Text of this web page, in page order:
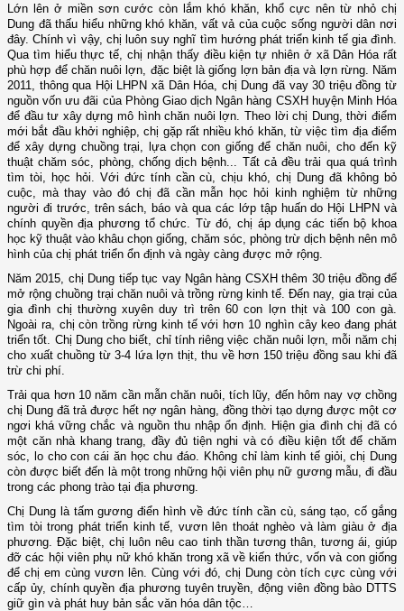
Lớn lên ở miền sơn cước còn lắm khó khăn, khổ cực nên từ nhỏ chị
Dung đã thấu hiểu những khó khăn, vất vả của cuộc sống người dân nơi
đây. Chính vì vậy, chị luôn suy nghĩ tìm hướng phát triển kinh tế gia đình.
Qua tìm hiểu thực tế, chị nhận thấy điều kiện tự nhiên ở xã Dân Hóa rất
phù hợp để chăn nuôi lợn, đặc biệt là giống lợn bản địa và lợn rừng. Năm
2011, thông qua Hội LHPN xã Dân Hóa, chị Dung đã vay 30 triệu đồng từ
nguồn vốn ưu đãi của Phòng Giao dịch Ngân hàng CSXH huyện Minh Hóa
để đầu tư xây dựng mô hình chăn nuôi lợn. Theo lời chị Dung, thời điểm
mới bắt đầu khởi nghiệp, chị gặp rất nhiều khó khăn, từ việc tìm địa điểm
để xây dựng chuồng trại, lựa chọn con giống để chăn nuôi, cho đến kỹ
thuật chăm sóc, phòng, chống dịch bệnh... Tất cả đều trải qua quá trình
tìm tòi, học hỏi. Với đức tính cần cù, chịu khó, chị Dung đã không bỏ
cuộc, mà thay vào đó chị đã cần mẫn học hỏi kinh nghiệm từ những
người đi trước, trên sách, báo và qua các lớp tập huấn do Hội LHPN và
chính quyền địa phương tổ chức. Từ đó, chị áp dụng các tiến bộ khoa
học kỹ thuật vào khâu chọn giống, chăm sóc, phòng trừ dịch bệnh nên mô
hình của chị phát triển ổn định và ngày càng được mở rộng.
Năm 2015, chị Dung tiếp tục vay Ngân hàng CSXH thêm 30 triệu đồng để
mở rộng chuồng trại chăn nuôi và trồng rừng kinh tế. Đến nay, gia trại của
gia đình chị thường xuyên duy trì trên 60 con lợn thịt và 100 con gà.
Ngoài ra, chị còn trồng rừng kinh tế với hơn 10 nghìn cây keo đang phát
triển tốt. Chị Dung cho biết, chỉ tính riêng việc chăn nuôi lợn, mỗi năm chị
cho xuất chuồng từ 3-4 lứa lợn thịt, thu về hơn 150 triệu đồng sau khi đã
trừ chi phí.
Trải qua hơn 10 năm cần mẫn chăn nuôi, tích lũy, đến hôm nay vợ chồng
chị Dung đã trả được hết nợ ngân hàng, đồng thời tạo dựng được một cơ
ngơi khá vững chắc và nguồn thu nhập ổn định. Hiện gia đình chị đã có
một căn nhà khang trang, đầy đủ tiện nghi và có điều kiện tốt để chăm
sóc, lo cho con cái ăn học chu đáo. Không chỉ làm kinh tế giỏi, chị Dung
còn được biết đến là một trong những hội viên phụ nữ gương mẫu, đi đầu
trong các phong trào tại địa phương.
Chị Dung là tấm gương điển hình về đức tính cần cù, sáng tạo, cố gắng
tìm tòi trong phát triển kinh tế, vươn lên thoát nghèo và làm giàu ở địa
phương. Đặc biệt, chị luôn nêu cao tinh thần tương thân, tương ái, giúp
đỡ các hội viên phụ nữ khó khăn trong xã về kiến thức, vốn và con giống
để chị em cùng vươn lên. Cùng với đó, chị Dung còn tích cực cùng với
cấp ủy, chính quyền địa phương tuyên truyền, động viên đồng bào DTTS
giữ gìn và phát huy bản sắc văn hóa dân tộc…